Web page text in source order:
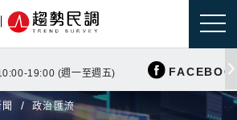
19:00 (週一至週五)
政治匯流